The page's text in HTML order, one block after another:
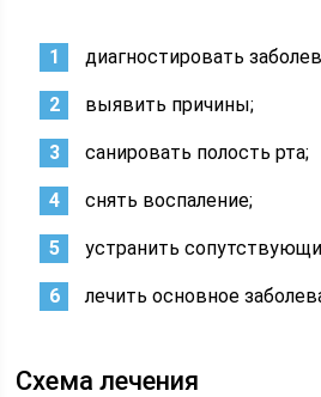
диагностировать
выявить причины;
санировать полость рта;
снять воспаление;
устранить
лечить основное
Схема лечения